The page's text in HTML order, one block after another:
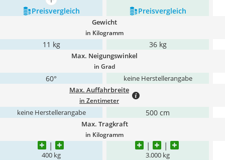
mehr anzeigen
Preis­vergleich
Preis­vergleich
Gewicht
in Kilogramm
11 kg 36 kg
Max. Neigungswinkel
in Grad
60° keine Herstellerangabe
Max. Auffahrbreite
in Zentimeter
keine Herstellerangabe 500 cm
Max. Tragkraft
in Kilogramm
400 kg 3.000 kg